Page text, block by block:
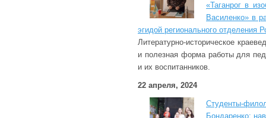
«Таганрог в
Василенко» в
эгидой регионального отделения
Литературно-историческое
и полезная форма работы для
и их воспитанников.
22 апреля, 2024
Студенты-
Бондаренко: